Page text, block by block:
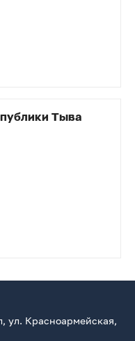
Тыва
ул. Красноармейская,